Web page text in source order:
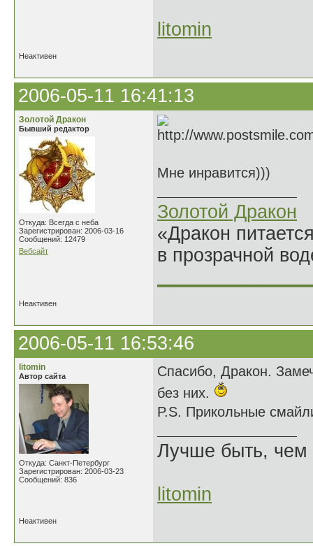
litomin
Неактивен
2006-05-11 16:41:13
Золотой Дракон
Бывший редактор
Откуда: Всегда с неба
Зарегистрирован: 2006-03-16
Сообщений: 12479
Вебсайт
Мне инравится)))
Золотой Дракон
«Дракон
в прозрачной
Неактивен
2006-05-11 16:53:46
litomin
Автор сайта
Откуда: Санкт-Петербург
Зарегистрирован: 2006-03-23
Сообщений: 836
Спасибо, Дракон.
без них.
P.S. Прикольные
Лучше быть, чем
litomin
Неактивен